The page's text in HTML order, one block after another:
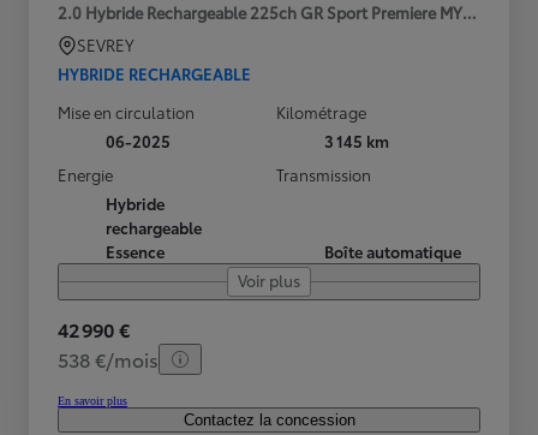
2.0 Hybride Rechargeable 225ch GR Sport Premiere MY25
SEVREY
HYBRIDE RECHARGEABLE
Mise en circulation
06-2025
Kilométrage
3 145 km
Energie
Hybride
rechargeable
Essence
Transmission
Boîte automatique
Voir plus
42 990 €
538 €/mois
En savoir plus
Contactez la concession